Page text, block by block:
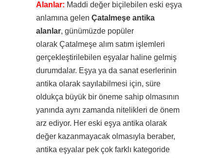
Alanlar: Maddi değer biçilebilen eski eşya
anlamına gelen Çatalmeşe antika
alanlar, günümüzde popüler
olarak Çatalmeşe alım satım işlemleri
gerçekleştirilebilen eşyalar haline gelmiş
durumdalar. Eşya ya da sanat eserlerinin
antika olarak sayılabilmesi için, süre
oldukça büyük bir öneme sahip olmasının
yanında aynı zamanda nitelikleri de önem
arz ediyor. Her eski eşya antika olarak
değer kazanmayacak olmasıyla beraber,
antika eşyalar pek çok farklı kategoride